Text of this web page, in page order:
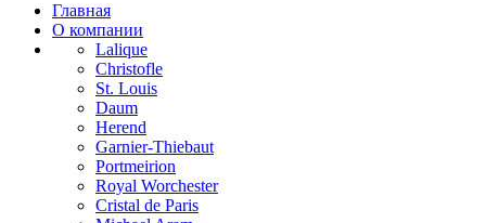
Главная
О компании
Lalique
Christofle
St. Louis
Daum
Herend
Garnier-Thiebaut
Portmeirion
Royal Worchester
Cristal de Paris